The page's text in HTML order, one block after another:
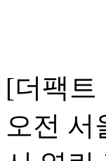
[더팩트
오전 서